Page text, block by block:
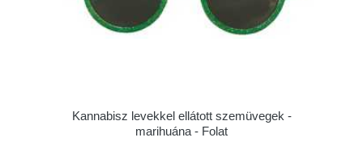
Kannabisz levekkel ellátott szemüvegek -
marihuána - Folat